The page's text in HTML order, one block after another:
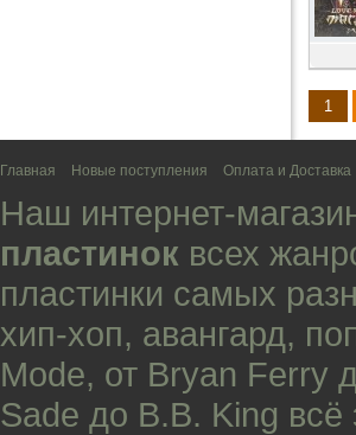
1
Главная Новые поступления Оплата и Доставка
Наш интернет-
пластинок всех
пластинки самых
хип-хоп, авангард,
Mode, от Bryan Ferry
Sade до B.B. King всё